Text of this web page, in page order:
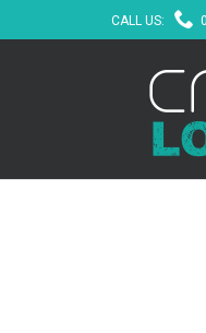
CALL US: 